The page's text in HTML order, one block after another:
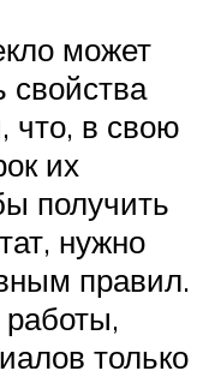
может
свойства
что, в свою
их
получить
нужно
правил.
только